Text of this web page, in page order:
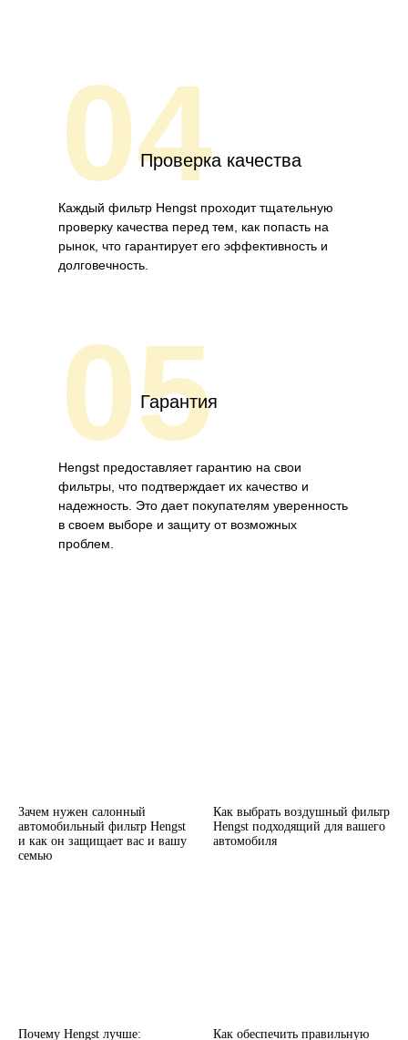
04Проверка качества
Каждый фильтр Hengst проходит тщательную
проверку качества перед тем, как попасть на
рынок, что гарантирует его эффективность и
долговечность.
05
Гарантия
Hengst предоставляет гарантию на свои
фильтры, что подтверждает их качество и
надежность. Это дает покупателям уверенность
в своем выборе и защиту от возможных
проблем.
Зачем нужен салонный
автомобильный фильтр Hengst
и как он защищает вас и вашу
семью
Как выбрать воздушный фильтр
Hengst подходящий для вашего
автомобиля
Почему Hengst лучше: Как обеспечить правильную